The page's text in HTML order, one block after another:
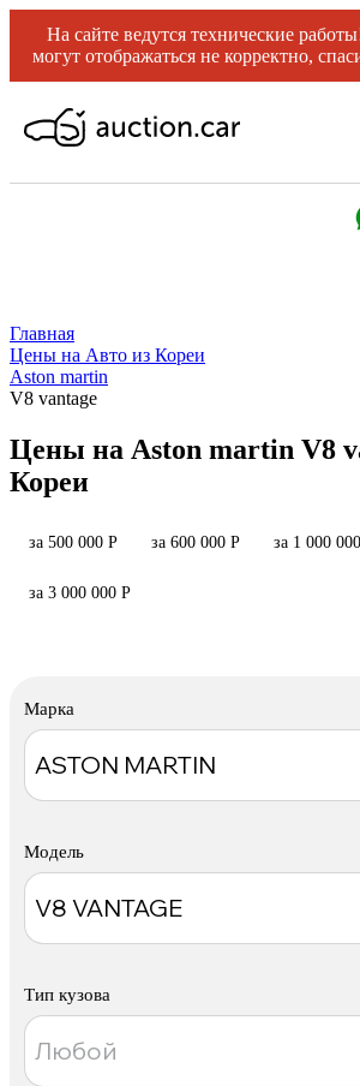
На сайте ведутся технические
могут отображаться не корректно,
Главная
Цены на Авто из Кореи
Aston martin
V8 vantage
Цены на Aston martin V8
Кореи
за 500 000 Р за 600 000 Р за 1 000
за 3 000 000 Р
Марка
Модель
Тип кузова